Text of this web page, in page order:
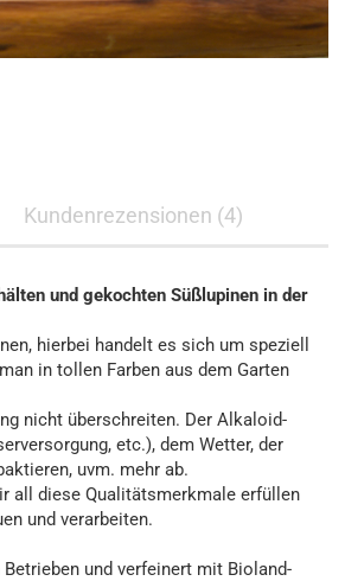
Kundenrezensionen (4)
und gekochten Süßlupinen in der
hierbei handelt es sich um speziell
in tollen Farben aus dem Garten
nicht überschreiten. Der Alkaloid-
etc.), dem Wetter, der
uvm. mehr ab.
all diese Qualitätsmerkmale erfüllen
und verarbeiten.
und verfeinert mit Bioland-